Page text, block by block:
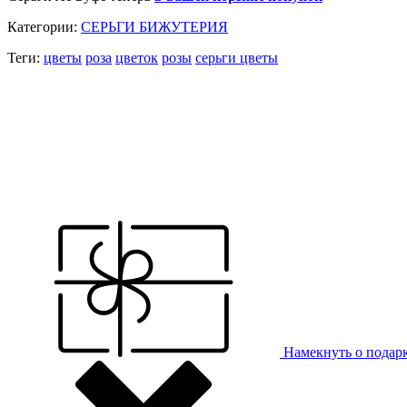
Категории: СЕРЬГИ БИЖУТЕРИЯ
Теги: цветы роза цветок розы серьги цветы
Намекнуть о